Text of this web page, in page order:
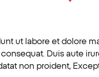
ut labore et dolore
Duis aute
non proident,